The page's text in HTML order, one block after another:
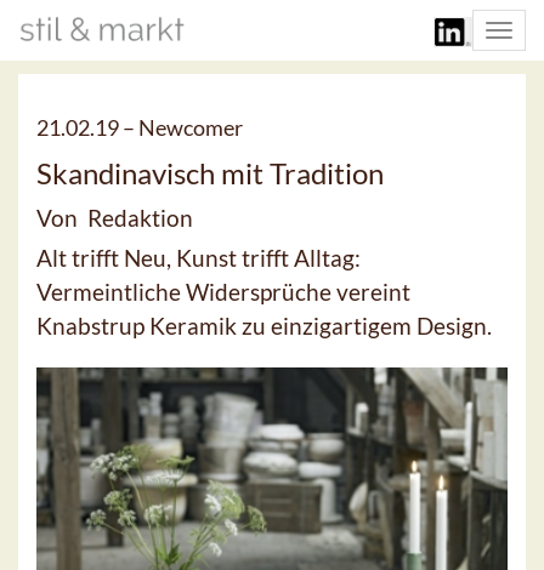
21.02.19 – Newcomer
Skandinavisch mit Tradition
Von Redaktion
Alt trifft Neu, Kunst trifft Alltag:
Vermeintliche Widersprüche vereint
Knabstrup Keramik zu einzigartigem Design.